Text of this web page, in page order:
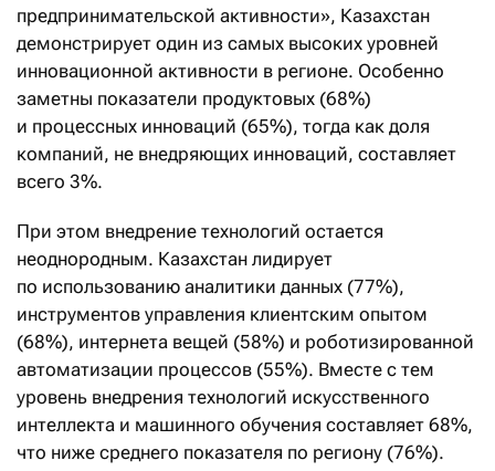
предпринимательской активности», Казахстан
демонстрирует один из самых высоких уровней
инновационной активности в регионе. Особенно
заметны показатели продуктовых (68%)
и процессных инноваций (65%), тогда как доля
компаний, не внедряющих инноваций, составляет
всего 3%.
При этом внедрение технологий остается
неоднородным. Казахстан лидирует
по использованию аналитики данных (77%),
инструментов управления клиентским опытом
(68%), интернета вещей (58%) и роботизированной
автоматизации процессов (55%). Вместе с тем
уровень внедрения технологий искусственного
интеллекта и машинного обучения составляет 68%,
что ниже среднего показателя по региону (76%).